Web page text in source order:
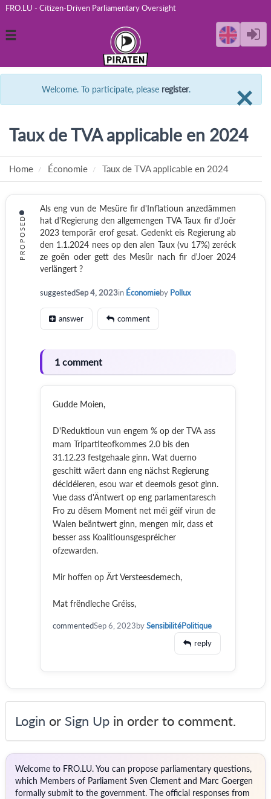
FRO.LU - Citizen-Driven Parliamentary Oversight
Toggle
×
Welcome. To participate, please register.
Taux de TVA applicable en 2024
Home Économie Taux de TVA applicable en 2024
PROPOSED
Als eng vun de Mesüre fir d'Inflatioun anzedämmen
hat d'Regierung den allgemengen TVA Taux fir d'Joër
2023 temporär erof gesat. Gedenkt eis Regierung ab
den 1.1.2024 nees op den alen Taux (vu 17%) zeréck
ze goën oder gett des Mesür nach fir d'Joer 2024
verlängert ?
suggestedSep 4, 2023in Économieby Pollux
answer comment
1 comment
Gudde Moien,
D'Reduktioun vun engem % op der TVA ass
mam Tripartiteofkommes 2.0 bis den
31.12.23 festgehaale ginn. Wat duerno
geschitt wäert dann eng nächst Regierung
décidéieren, esou war et deemols gesot ginn.
Vue dass d'Äntwert op eng parlamentaresch
Fro zu dësem Moment net méi géif virun de
Walen beäntwert ginn, mengen mir, dass et
besser ass Koalitiounsgespréicher
ofzewarden.
Mir hoffen op Ärt Versteesdemech,
Mat frëndleche Gréiss,
commentedSep 6, 2023bySensibilitéPolitique
reply
Login or Sign Up in order to comment.
Welcome to FRO.LU. You can propose parliamentary questions,
which Members of Parliament Sven Clement and Marc Goergen
formally submit to the government. The official responses from